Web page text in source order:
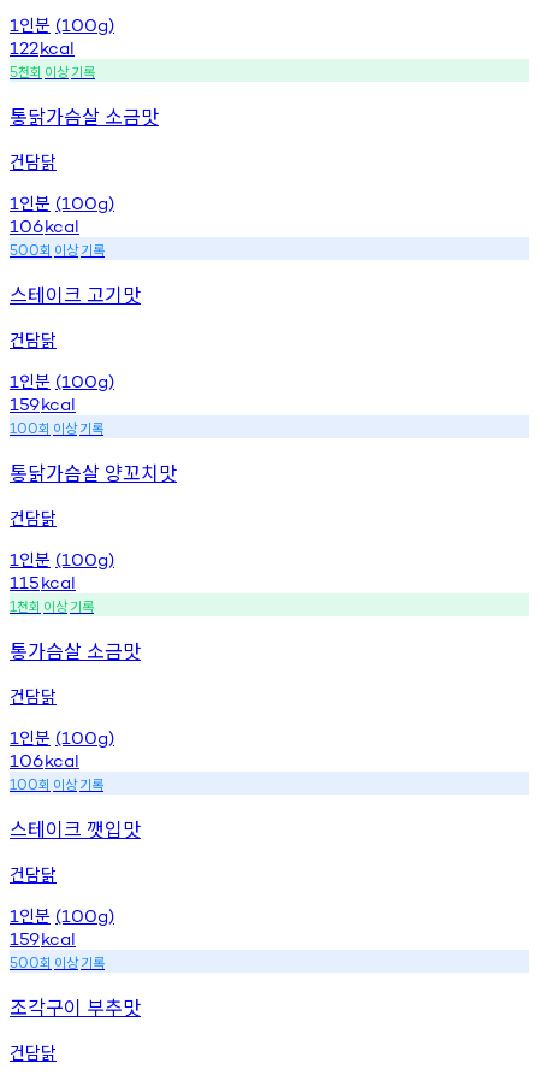
1 인분 (100g)
122kcal
5천회 이상기록
통닭가슴살 소금맛
건담닭
1 인분 (100g)
106kcal
500회 이상기록
스테이크 고기맛
건담닭
1 인분 (100g)
159kcal
100회 이상기록
통닭가슴살 양꼬치맛
건담닭
1 인분 (100g)
115kcal
1천회 이상기록
통가슴살 소금맛
건담닭
1 인분 (100g)
106kcal
100회 이상기록
스테이크 깻입맛
건담닭
1 인분 (100g)
159kcal
500회 이상기록
조각구이 부추맛
건담닭